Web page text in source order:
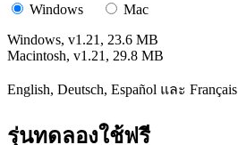
Windows
Mac
Windows, v1.21, 23.6 MB
Macintosh, v1.21, 29.8 MB
English, Deutsch, Español และ Français
รุ่นทดลองใช้ฟรี